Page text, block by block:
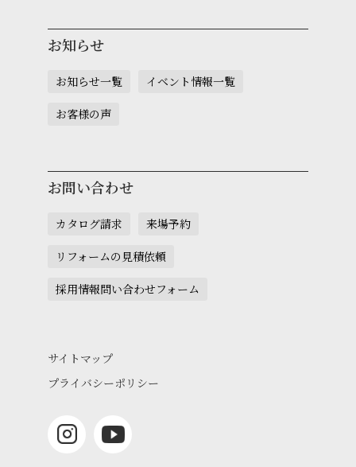
お知らせ
お知らせ一覧 イベント情報一覧
お客様の声
お問い合わせ
カタログ請求 来場予約
リフォームの見積依頼
採用情報問い合わせフォーム
サイトマップ
プライバシーポリシー